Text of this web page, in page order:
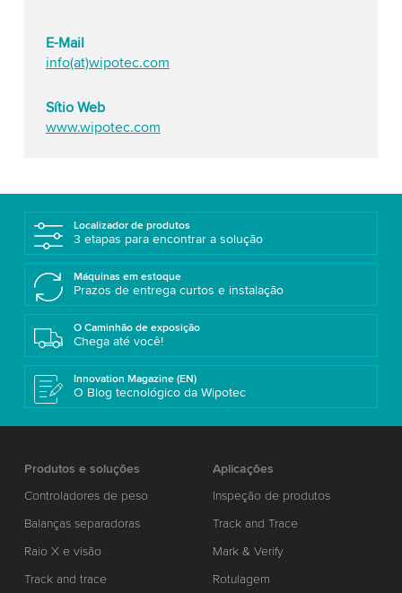
E-Mail
info(at)wipotec.com
Sítio Web
www.wipotec.com
Localizador de produtos
3 etapas para encontrar a solução
Máquinas em estoque
Prazos de entrega curtos e instalação
O Caminhão de exposição
Chega até você!
Innovation Magazine (EN)
O Blog tecnológico da Wipotec
Produtos e soluções
Controladores de peso
Balanças separadoras
Raio X e visão
Track and trace
Aplicações
Inspeção de produtos
Track and Trace
Mark & Verify
Rotulagem